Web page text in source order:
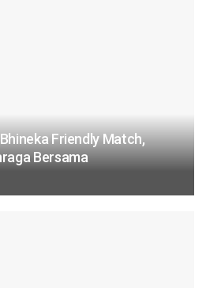
Friendly Match,
Bersama